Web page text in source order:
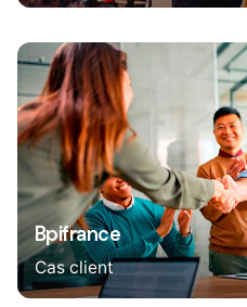
Bpifrance
Cas client